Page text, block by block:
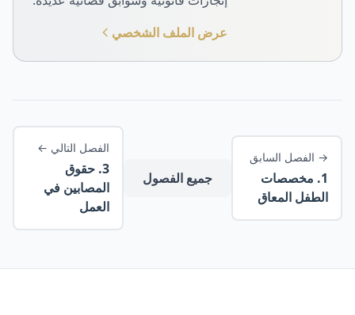
عرض الملف الشخصي
→ الفصل السابق
1
. مخصصات
الطفل المعاق
جميع الفصول
الفصل التالي ←
3
. حقوق
المصابين في
العمل